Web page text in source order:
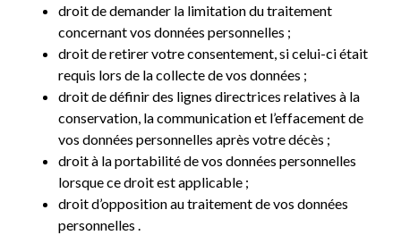
droit de demander la limitation du traitement
concernant vos données personnelles ;
droit de retirer votre consentement, si celui-ci était
requis lors de la collecte de vos données ;
droit de définir des lignes directrices relatives à la
conservation, la communication et l’effacement de
vos données personnelles après votre décès ;
droit à la portabilité de vos données personnelles
lorsque ce droit est applicable ;
droit d’opposition au traitement de vos données
personnelles .